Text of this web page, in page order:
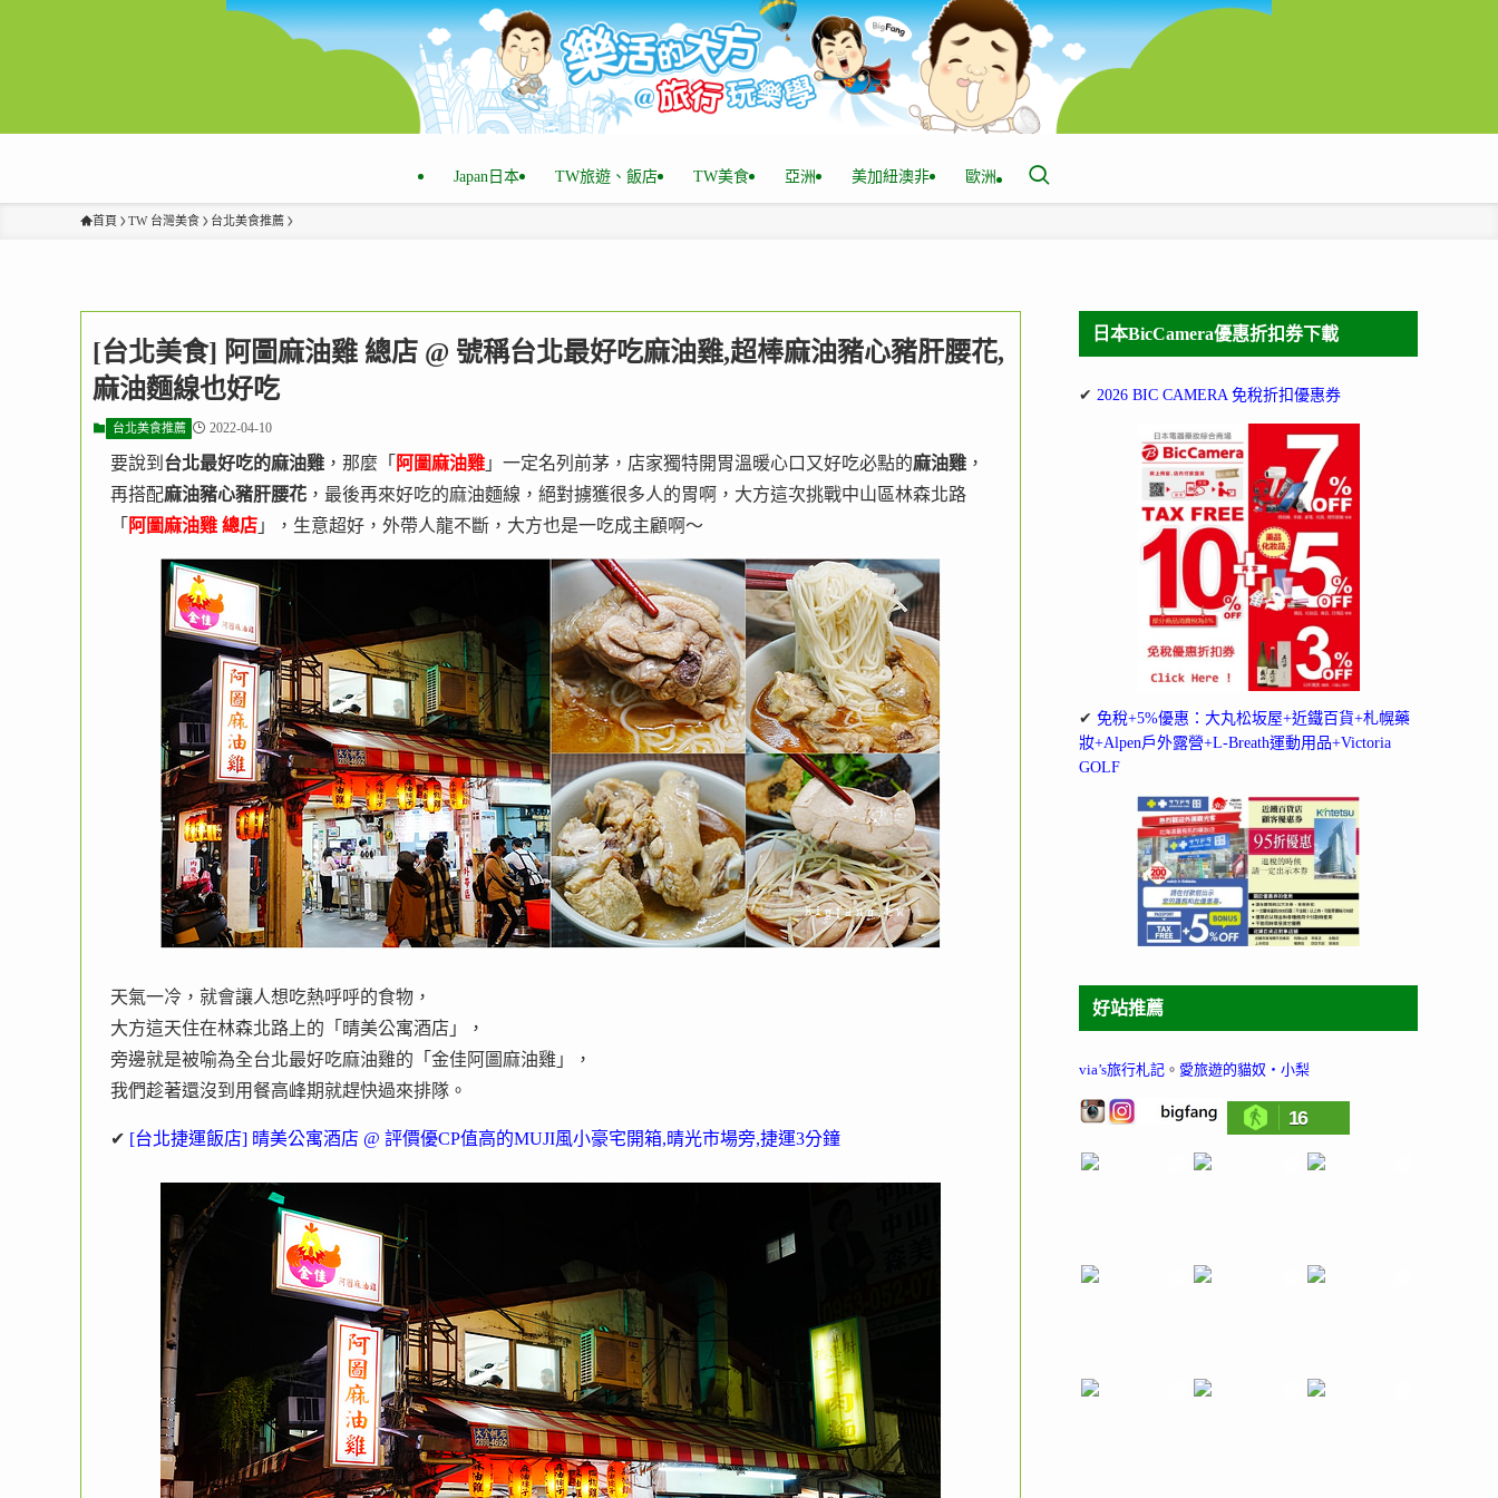
Japan日本 TW旅遊、飯店 TW美食 亞洲 美加紐澳非 歐洲
首頁 TW 台灣美食 台北美食推薦
[台北美食] 阿圖麻油雞 總店 @ 號稱台北最好吃麻油雞,超棒麻油豬心豬肝腰花,
麻油麵線也好吃
台北美食推薦 2022-04-10
要說到 台北最好吃的麻油雞 ，那麼「 阿圖麻油雞 」一定名列前茅，店家獨特開胃溫暖心口又好吃必點的麻油雞 ，
再搭配麻油豬心豬肝腰花 ，最後再來好吃的麻油麵線，絕對擄獲很多人的胃啊，大方這次挑戰中山區林森北路
「 阿圖麻油雞 總店 」，生意超好，外帶人龍不斷，大方也是一吃成主顧啊～
天氣一冷，就會讓人想吃熱呼呼的食物，
大方這天住在林森北路上的「晴美公寓酒店」，
旁邊就是被喻為全台北最好吃麻油雞的「金佳阿圖麻油雞」，
我們趁著還沒到用餐高峰期就趕快過來排隊。
✔ [台北捷運飯店] 晴美公寓酒店 @ 評價優CP值高的MUJI風小豪宅開箱,晴光市場旁,捷運3分鐘
日本BicCamera優惠折扣券下載
✔ 2026 BIC CAMERA 免稅折扣優惠券
✔ 免稅+5%優惠：大丸松坂屋+近鐵百貨+札幌藥
妝+Alpen戶外露營+L-Breath運動用品+Victoria
GOLF
好站推薦
via’s旅行札記 。 愛旅遊的貓奴‧小梨
16